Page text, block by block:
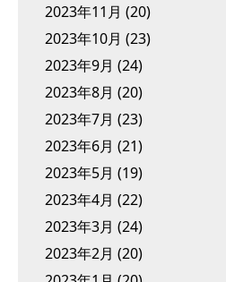
2023年11月 (20)
2023年10月 (23)
2023年9月 (24)
2023年8月 (20)
2023年7月 (23)
2023年6月 (21)
2023年5月 (19)
2023年4月 (22)
2023年3月 (24)
2023年2月 (20)